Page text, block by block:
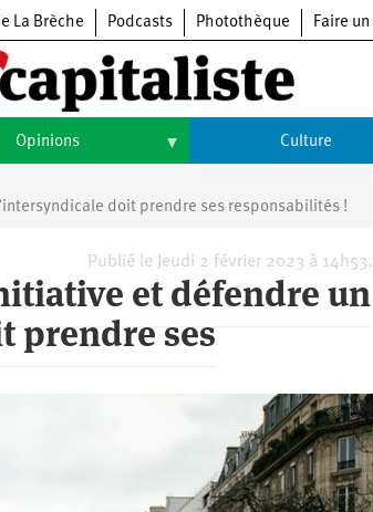
La Brèche Podcasts Photothèque Faire un
Opinions Culture
Cinéma
Musique
doit prendre ses responsabilités !
Publié le Jeudi 2 février 2023 à 14h53.
et défendre un
prendre ses